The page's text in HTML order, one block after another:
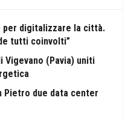
per digitalizzare la città.
tutti coinvolti”
Vigevano (Pavia) uniti
Pietro due data center